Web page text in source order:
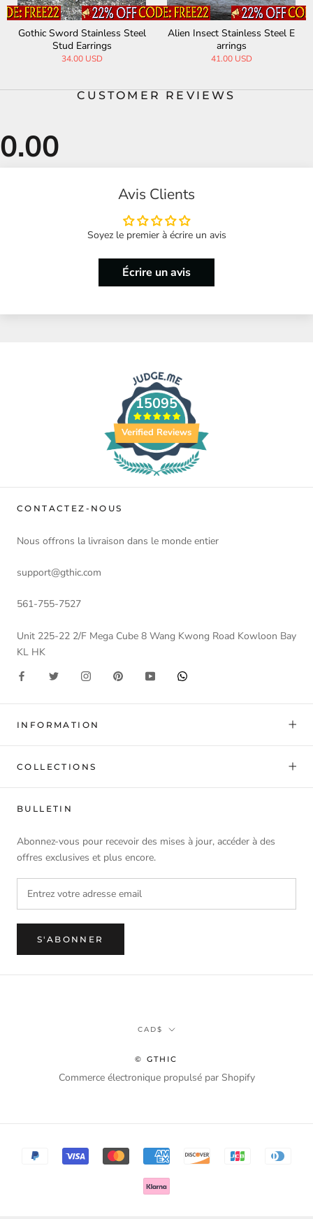
Gothic Sword Stainless Steel
Stud Earrings
34.00 USD
Alien Insect Stainless Steel E
arrings
41.00 USD
CUSTOMER REVIEWS
Avis Clients
Soyez le premier à écrire un avis
Écrire un avis
15095
Verified Reviews
CONTACTEZ-NOUS
Nous offrons la livraison dans le monde entier
support@gthic.com
561-755-7527
Unit 225-22 2/F Mega Cube 8 Wang Kwong Road Kowloon Bay
KL HK
INFORMATION
COLLECTIONS
BULLETIN
Abonnez-vous pour recevoir des mises à jour, accéder à des
offres exclusives et plus encore.
S'ABONNER
Monnaie
CAD$
© GTHIC
Commerce électronique propulsé par Shopify